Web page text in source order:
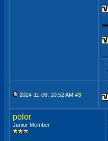
2024-11-06, 10:52 AM #3
polor
Junior Member